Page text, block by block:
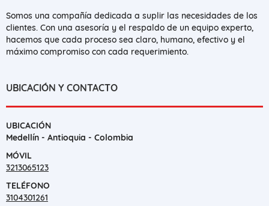
Somos una compañía dedicada a suplir las necesidades de los
clientes. Con una asesoría y el respaldo de un equipo experto,
hacemos que cada proceso sea claro, humano, efectivo y el
máximo compromiso con cada requerimiento.
UBICACIÓN Y CONTACTO
UBICACIÓN
Medellín - Antioquia - Colombia
MÓVIL
3213065123
TELÉFONO
3104301261